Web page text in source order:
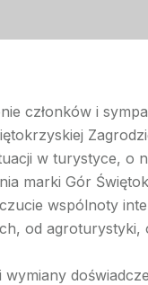
członków i
w turystyce, o
marki Gór
wspólnoty
od agroturystyki,